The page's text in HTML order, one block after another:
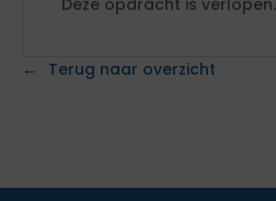
Deze opdracht is verlopen.
Terug naar overzicht